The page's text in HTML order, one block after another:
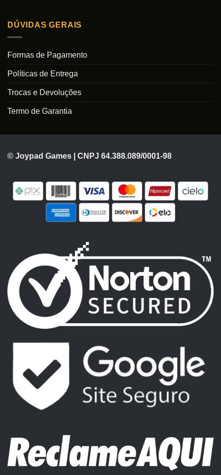
DÚVIDAS GERAIS
Formas de Pagamento
Políticas de Entrega
Trocas e Devoluções
Termo de Garantia
© Joypad Games | CNPJ 64.388.089/0001-98